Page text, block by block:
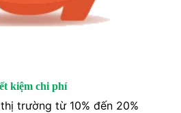
kiệm chi phí
trường từ 10% đến 20%